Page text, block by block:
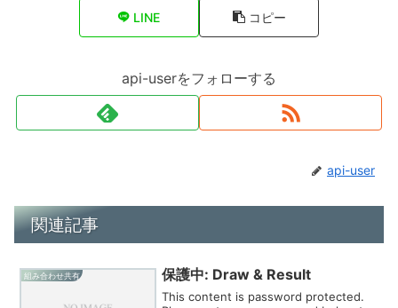
LINE コピー
api-userをフォローする
api-user
関連記事
組み合わせ共有 保護中: Draw & Result
This content is password protected.